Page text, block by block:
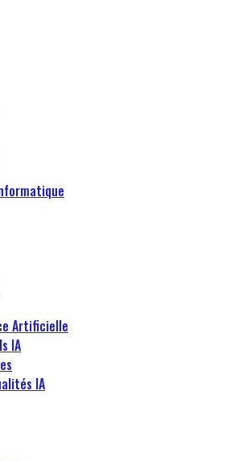
Artificielle
IA
IA